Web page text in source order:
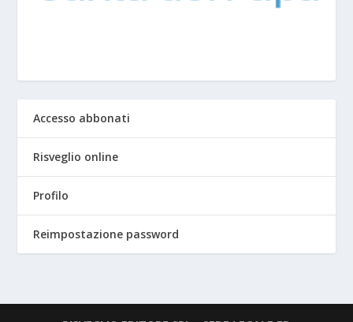
Accesso abbonati
Risveglio online
Profilo
Reimpostazione password